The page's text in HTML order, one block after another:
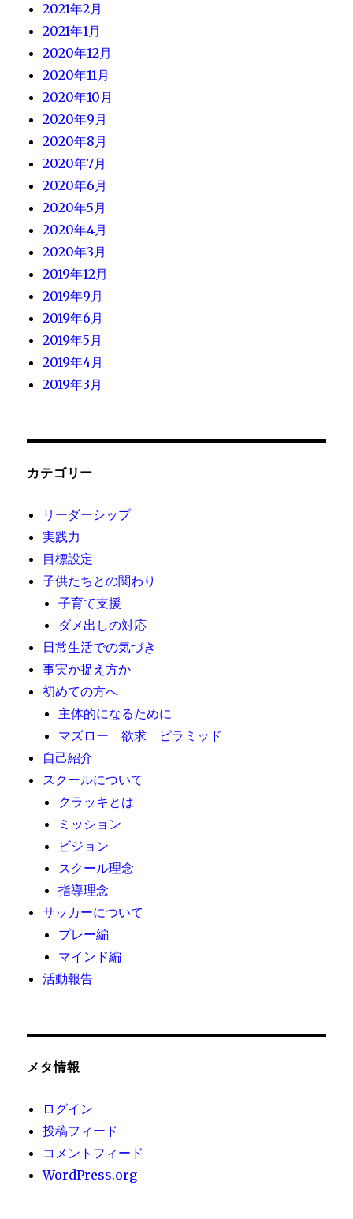
2021年2月
2021年1月
2020年12月
2020年11月
2020年10月
2020年9月
2020年8月
2020年7月
2020年6月
2020年5月
2020年4月
2020年3月
2019年12月
2019年9月
2019年6月
2019年5月
2019年4月
2019年3月
カテゴリー
リーダーシップ
実践力
目標設定
子供たちとの関わり
子育て支援
ダメ出しの対応
日常生活での気づき
事実か捉え方か
初めての方へ
主体的になるために
マズロー 欲求 ピラミッド
自己紹介
スクールについて
クラッキとは
ミッション
ビジョン
スクール理念
指導理念
サッカーについて
プレー編
マインド編
活動報告
メタ情報
ログイン
投稿フィード
コメントフィード
WordPress.org